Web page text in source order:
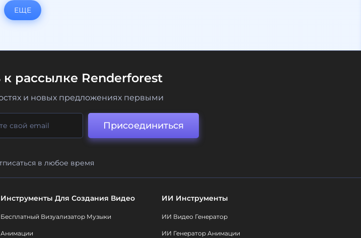
ЕЩЕ
рассылке Renderforest
и новых предложениях первыми
Присоединиться
в любое время
Инструменты Для Создания Видео
Бесплатный Визуализатор Музыки
Анимации
ИИ Инструменты
ИИ Видео Генератор
ИИ Генератор Анимации